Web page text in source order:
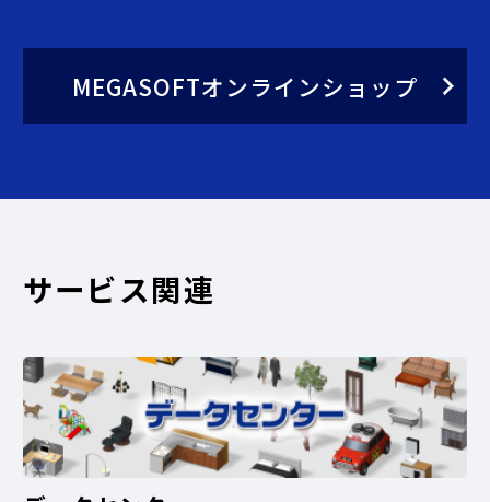
MEGASOFTオンラインショップ
サービス関連